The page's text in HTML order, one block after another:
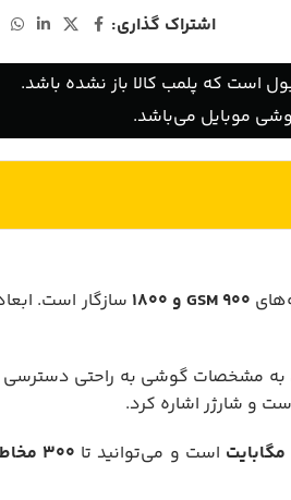
اشتراک گذاری:
است که پلمب کالا باز نشده باشد.
موبایل می‌باشد.
GSM 900 و 1800 سازگار است.
و شارژر اشاره کرد.
است و می‌توانید تا ۳۰۰